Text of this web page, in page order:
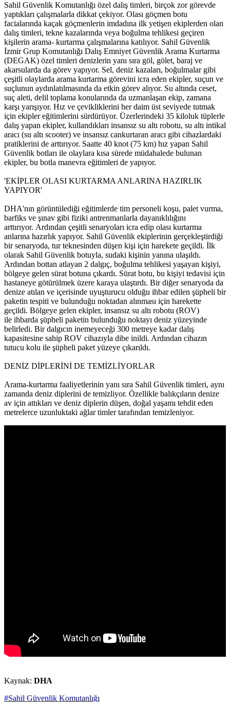
Sahil Güvenlik Komutanlığı özel dalış timleri, birçok zor görevde
yaptıkları çalışmalarla dikkat çekiyor. Olası göçmen botu
facialarında kaçak göçmenlerin imdadına ilk yetişen ekiplerden olan
dalış timleri, tekne kazalarında veya boğulma tehlikesi geçiren
kişilerin arama- kurtarma çalışmalarına katılıyor. Sahil Güvenlik
İzmir Grup Komutanlığı Dalış Emniyet Güvenlik Arama Kurtarma
(DEGAK) özel timleri denizlerin yanı sıra göl, gölet, baraj ve
akarsularda da görev yapıyor. Sel, deniz kazaları, boğulmalar gibi
çeşitli olaylarda arama kurtarma görevini icra eden ekipler, suçun ve
suçlunun aydınlatılmasında da etkin görev alıyor. Su altında ceset,
suç aleti, delil toplama konularında da uzmanlaşan ekip, zamana
karşı yarışıyor. Hız ve çevikliklerini her daim üst seviyede tutmak
için ekipler eğitimlerini sürdürüyor. Üzerlerindeki 35 kiloluk tüplerle
dalış yapan ekipler, kullandıkları insansız su altı robotu, su altı intikal
aracı (su altı scooter) ve insansız cankurtaran aracı gibi cihazlardaki
pratiklerini de arttırıyor. Saatte 40 knot (75 km) hız yapan Sahil
Güvenlik botları ile olaylara kısa sürede müdahalede bulunan
ekipler, bu botla manevra eğitimleri de yapıyor.
'EKİPLER OLASI KURTARMA ANLARINA HAZIRLIK
YAPIYOR'
DHA'nın görüntülediği eğitimlerde tim personeli koşu, palet vurma,
barfiks ve şınav gibi fiziki antrenmanlarla dayanıklılığını
arttırıyor. Ardından çeşitli senaryoları icra edip olası kurtarma
anlarına hazırlık yapıyor. Sahil Güvenlik ekiplerinin gerçekleştirdiği
bir senaryoda, tur teknesinden düşen kişi için harekete geçildi. İlk
olarak Sahil Güvenlik botuyla, sudaki kişinin yanına ulaşıldı.
Ardından bottan atlayan 2 dalgıç, boğulma tehlikesi yaşayan kişiyi,
bölgeye gelen sürat botuna çıkardı. Sürat botu, bu kişiyi tedavisi için
hastaneye götürülmek üzere karaya ulaştırdı. Bir diğer senaryoda da
denize atılan ve içerisinde uyuşturucu olduğu ihbar edilen şüpheli bir
paketin tespiti ve bulunduğu noktadan alınması için harekette
geçildi. Bölgeye gelen ekipler, insansız su altı robotu (ROV)
ile ihbarda şüpheli paketin bulunduğu noktayı deniz yüzeyinde
belirledi. Bir dalgıcın inemeyeceği 300 metreye kadar dalış
kapasitesine sahip ROV cihazıyla dibe inildi. Ardından cihazın
tutucu kolu ile şüpheli paket yüzeye çıkarıldı.
DENİZ DİPLERİNİ DE TEMİZLİYORLAR
Arama-kurtarma faaliyetlerinin yanı sıra Sahil Güvenlik timleri, aynı
zamanda deniz diplerini de temizliyor. Özellikle balıkçıların denize
av için attıkları ve deniz diplerin düşen, doğal yaşamı tehdit eden
metrelerce uzunluktaki ağlar timler tarafından temizleniyor.
Kaynak: DHA
#Sahil Güvenlik Komutanlığı